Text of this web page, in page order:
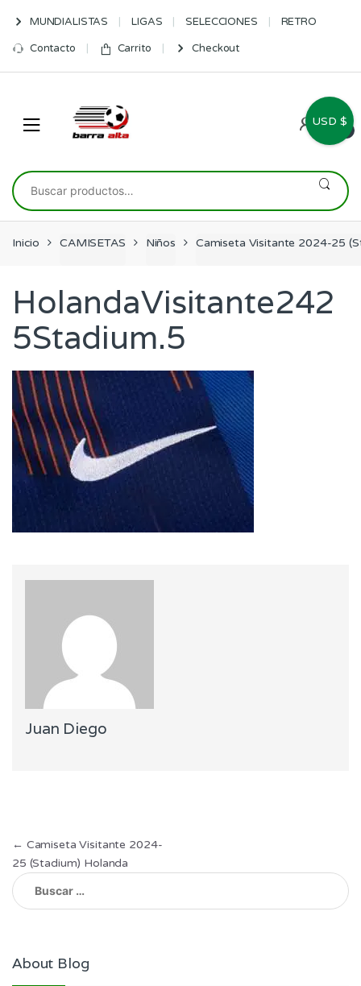
navigation
content
MUNDIALISTAS LIGAS SELECCIONES RETRO
Contacto Carrito Checkout
0
Buscar
por:
Inicio CAMISETAS Niños Camiseta Visitante 2024-25
HolandaVisitante242
5Stadium.5
Juan Diego
Navegación
de
entradas
← Camiseta Visitante 2024-
25 (Stadium) Holanda
Buscar:
About Blog
USD $